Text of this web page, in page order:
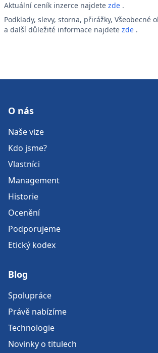
Aktuální ceník inzerce najdete zde .
Podklady, slevy, storna, přirážky, Všeobecné
a další důležité informace najdete zde .
O nás
Naše vize
Kdo jsme?
Vlastníci
Management
Historie
Ocenění
Podporujeme
Etický kodex
Blog
Spolupráce
Právě nabízíme
Technologie
Novinky o titulech